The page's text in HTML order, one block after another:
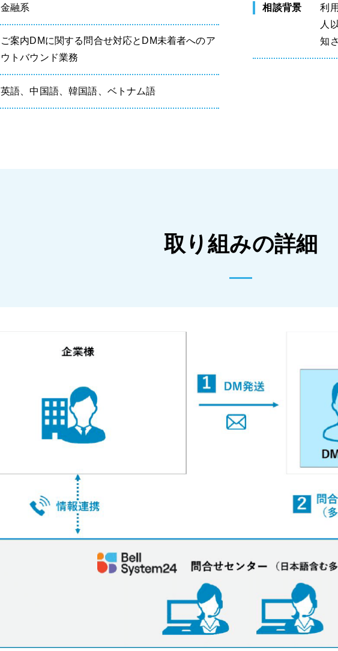
金融系
ご案内DMに関する問合せ対応とDM未着者へのア
ウトバウンド業務
英語、中国語、韓国語、ベトナム語
相談背景
利
人
知
取り組みの詳細